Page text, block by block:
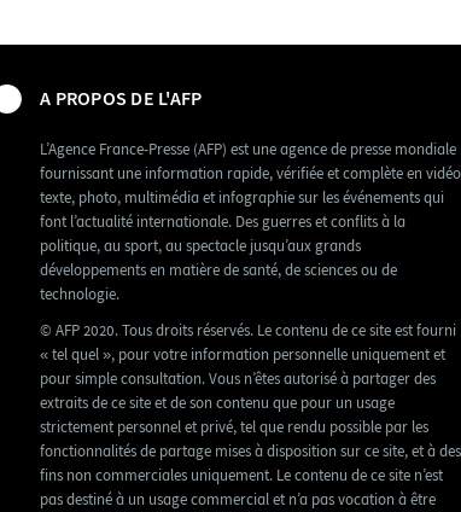
A PROPOS DE L'AFP
L’Agence France-Presse (AFP) est une agence de presse mondiale
fournissant une information rapide, vérifiée et complète en
texte, photo, multimédia et infographie sur les événements qui
font l’actualité internationale. Des guerres et conflits à la
politique, au sport, au spectacle jusqu’aux grands
développements en matière de santé, de sciences ou de
technologie.
© AFP 2020. Tous droits réservés. Le contenu de ce site est fourni
« tel quel », pour votre information personnelle uniquement et
pour simple consultation. Vous n’êtes autorisé à partager des
extraits de ce site et de son contenu que pour un usage
strictement personnel et privé, tel que rendu possible par les
fonctionnalités de partage mises à disposition sur ce site, et à des
fins non commerciales uniquement. Le contenu de ce site n’est
pas destiné à un usage commercial et n’a pas vocation à être